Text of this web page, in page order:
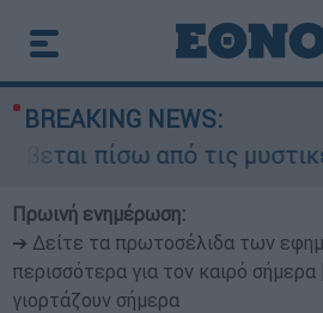
BREAKING NEWS:
πίσω από τις
Πρωινή ενημέρωση:
➔ Δείτε τα πρωτοσέλιδα των
περισσότερα για τον καιρό σήμερα
γιορτάζουν σήμερα